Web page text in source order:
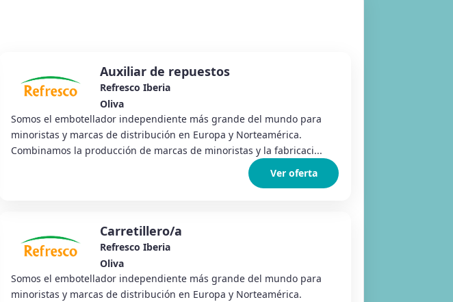
Auxiliar de repuestos
Refresco Iberia
Oliva
Somos el embotellador independiente más grande del mundo para
minoristas y marcas de distribución en Europa y Norteamérica.
Combinamos la producción de marcas de minoristas y la fabricaci...
Ver oferta
Carretillero/a
Refresco Iberia
Oliva
Somos el embotellador independiente más grande del mundo para
minoristas y marcas de distribución en Europa y Norteamérica.